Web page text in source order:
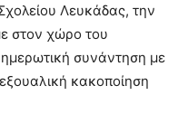
Λευκάδας, την
στον χώρο του
συνάντηση με
κακοποίηση